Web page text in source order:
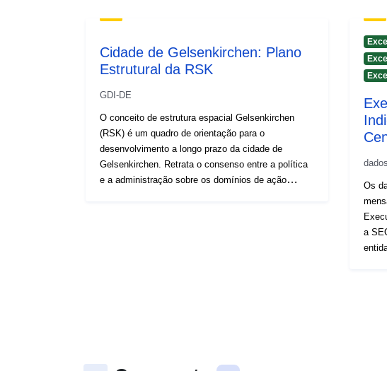
Cidade de Gelsenkirchen: Plano
Estrutural da RSK
GDI-DE
O conceito de estrutura espacial Gelsenkirchen
(RSK) é um quadro de orientação para o
desenvolvimento a longo prazo da cidade de
Gelsenkirchen. Retrata o consenso entre a política
e a administração sobre os domínios de ação
Os
a